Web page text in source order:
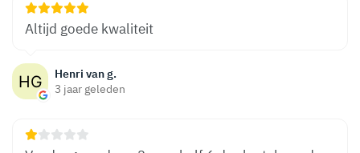
Henri van g.
3 jaar geleden
Altijd goede kwaliteit